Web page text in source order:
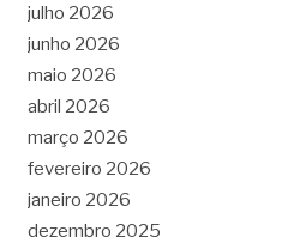
julho 2026
junho 2026
maio 2026
abril 2026
março 2026
fevereiro 2026
janeiro 2026
dezembro 2025